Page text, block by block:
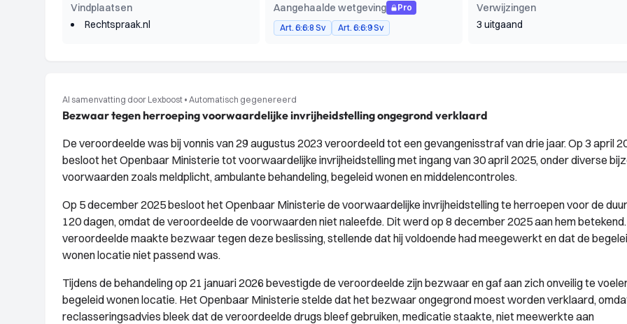
Vindplaatsen
Rechtspraak.nl
Aangehaalde wetgeving
Pro
Art. 6:6:8 Sv
Art. 6:6:9 Sv
Verwijzingen
3 uitgaand
AI samenvatting door Lexboost • Automatisch gegenereerd
Bezwaar tegen herroeping voorwaardelijke invrijheidstelling ongegrond verklaard
De veroordeelde was bij vonnis van 29 augustus 2023 veroordeeld tot een gevangenisstraf van drie jaar. Op 3 april
besloot het Openbaar Ministerie tot voorwaardelijke invrijheidstelling met ingang van 30 april 2025, onder diverse
voorwaarden zoals meldplicht, ambulante behandeling, begeleid wonen en middelencontroles.
Op 5 december 2025 besloot het Openbaar Ministerie de voorwaardelijke invrijheidstelling te herroepen voor de
120 dagen, omdat de veroordeelde de voorwaarden niet naleefde. Dit werd op 8 december 2025 aan hem
veroordeelde maakte bezwaar tegen deze beslissing, stellende dat hij voldoende had meegewerkt en dat de
wonen locatie niet passend was.
Tijdens de behandeling op 21 januari 2026 bevestigde de veroordeelde zijn bezwaar en gaf aan zich onveilig te
begeleid wonen locatie. Het Openbaar Ministerie stelde dat het bezwaar ongegrond moest worden verklaard,
reclasseringsadvies bleek dat de veroordeelde drugs bleef gebruiken, medicatie staakte, niet meewerkte aan